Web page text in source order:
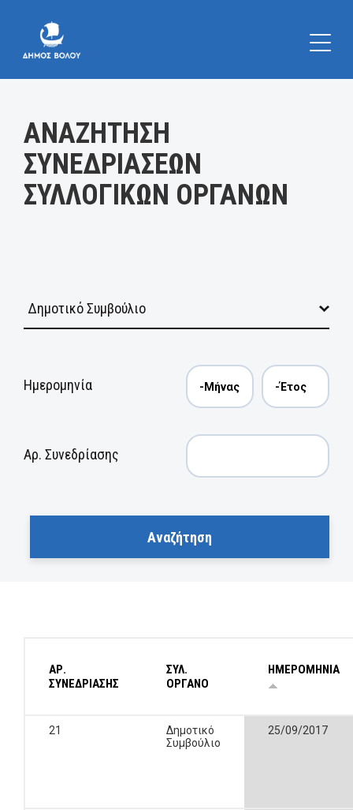
ΑΝΑΖΗΤΗΣΗ
ΣΥΝΕΔΡΙΑΣΕΩΝ
ΣΥΛΛΟΓΙΚΩΝ ΟΡΓΑΝΩΝ
Ημερομηνία
Αρ. Συνεδρίασης
ΑΡ.
ΣΥΝΕΔΡΙΑΣΗΣ
ΣΥΛ.
ΟΡΓΑΝΟ
ΗΜΕΡΟΜΗΝΙΑ
21
Δημοτικό
Συμβούλιο
25/09/2017